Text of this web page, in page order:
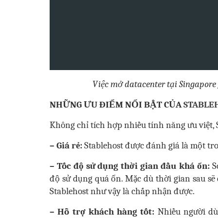
Việc mở datacenter tại
NHỮNG ƯU ĐIỂM NỔI BẬT CỦA
Không chỉ tích hợp nhiều tính năng ưu việt,
– Giá rẻ:Stablehost được đánh giá là một
– Tốc độ sử dụng thời gian đầu khá ổn:
độ sử dụng quá ổn. Mặc dù thời gian sau
Stablehost như vậy là chấp nhận được.
– Hỗ trợ khách hàng tốt: Nhiều người